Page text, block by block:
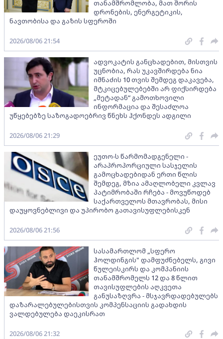
თანამშრომლობა, მათ შორის
დრონების, ენერგეტიკის,
ნავთობისა და გაზის სფეროში
2026/08/06 21:54
ადვოკატის განცხადებით, მისთვის
უცნობია, რას უკავშირდება ნია
იმნაძის 10 თვის შემდეგ დაკავება,
მტკიცებულებებში არ ფიქსირდება
„მეტადან“ გამოთხოვილი
ინფორმაცია და შესაძლოა
უწყებებზე საზოგადოებრივ წნეხს ჰქონდეს ადგილი
2026/08/06 21:29
ეუთო-ს წარმომადგენელი -
არაპროპორციული სასჯელის
გამოცხადებიდან ერთი წლის
შემდეგ, მზია ამაღლობელი კვლავ
პატიმრობაში რჩება - მოვუწოდებ
საქართველოს მთავრობას, მისი
დაუყოვნებლივი და უპირობო გათავისუფლებისკენ
2026/08/06 21:56
სასამართლომ „სფერო
ჰოლდინგის" დამფუძნებელს, გივი
წულეისკირს და კომპანიის
თანამშრომელს 12 და 8 წლით
თავისუფლების აღკვეთა
განუსაზღვრა - მსჯავრდადებულებს
დაზარალებულებისთვის კომპენსაციის გადახდის
ვალდებულება დაეკისრათ
2026/08/06 21:32